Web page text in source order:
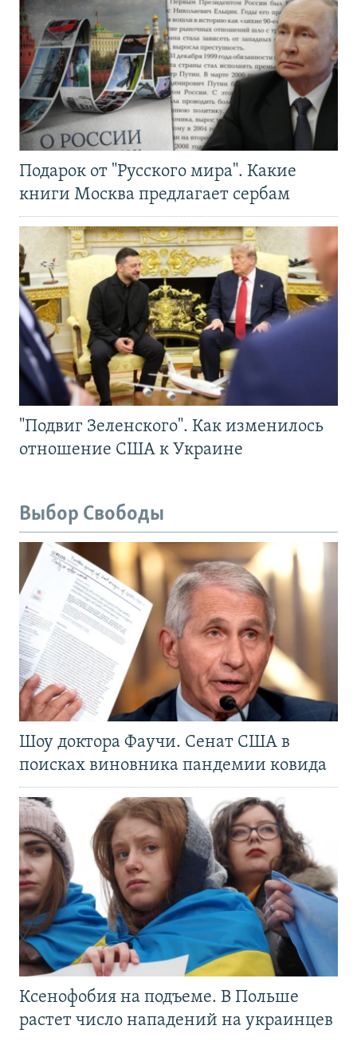
Подарок от "Русского мира". Какие
книги Москва предлагает сербам
"Подвиг Зеленского". Как изменилось
отношение США к Украине
Выбор Свободы
Шоу доктора Фаучи. Сенат США в
поисках виновника пандемии ковида
Ксенофобия на подъеме. В Польше
растет число нападений на украинцев